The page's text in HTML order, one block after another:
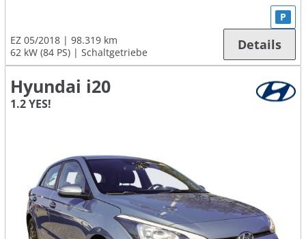
EZ 05/2018
98.319 km
62 kW (84 PS)
Schaltgetriebe
P
Details
Hyundai i20
1.2 YES!